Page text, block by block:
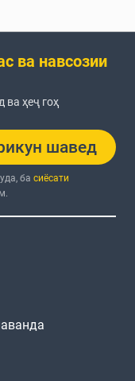
ва навсозии
ва ҳеҷ гоҳ
шавед
басиёсати